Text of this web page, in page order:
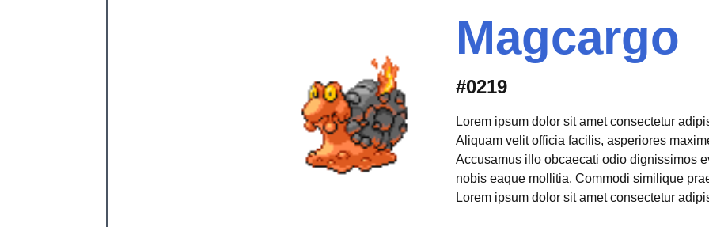
Magcargo
#0219
Lorem ipsum dolor sit amet consectetur
Aliquam velit officia facilis, asperiores
Accusamus illo obcaecati odio dignissimos
nobis eaque mollitia. Commodi similique
Lorem ipsum dolor sit amet consectetur